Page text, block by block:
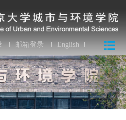
邮箱登录 English